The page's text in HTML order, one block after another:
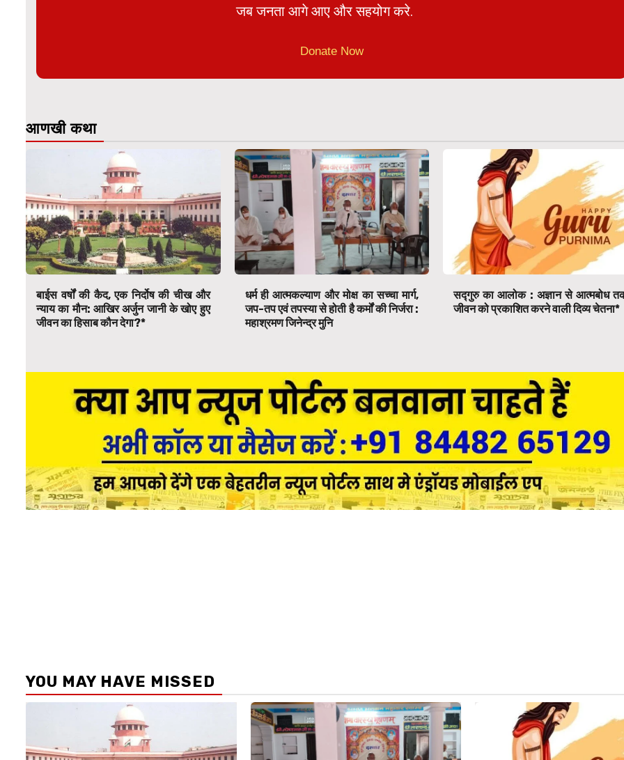
जब जनता आगे आए और सहयोग करे.
Donate Now
आणखी कथा
बाईस वर्षों की कैद, एक निर्दोष की चीख और
न्याय का मौन: आखिर अर्जुन जानी के खोए हुए
जीवन का हिसाब कौन देगा?*
धर्म ही आत्मकल्याण और मोक्ष का सच्चा मार्ग,
जप-तप एवं तपस्या से होती है कर्मों की निर्जरा :
महाश्रमण जिनेन्द्र मुनि
सद्गुरु का आलोक : अज्ञान से आत्मबोध
जीवन को प्रकाशित करने वाली दिव्य चेतना*
YOU MAY HAVE MISSED